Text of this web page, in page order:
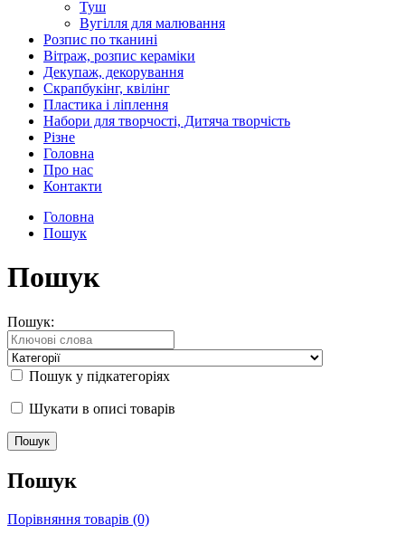
Туш
Вугілля для малювання
Розпис по тканині
Вітраж, розпис кераміки
Декупаж, декорування
Скрапбукінг, квілінг
Пластика і ліплення
Набори для творчості, Дитяча творчість
Різне
Головна
Про нас
Контакти
Головна
Пошук
Пошук
Пошук:
Пошук у підкатегоріях
Шукати в описі товарів
Пошук
Порівняння товарів (0)